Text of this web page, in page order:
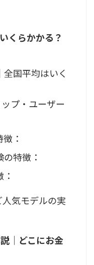
くらかかる？
国平均はいく
プ・ユーザー
：
特徴：
気モデルの実
｜どこにお金